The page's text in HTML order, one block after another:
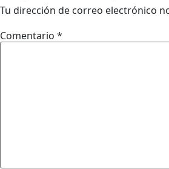
Tu dirección de correo electrónico
Comentario *